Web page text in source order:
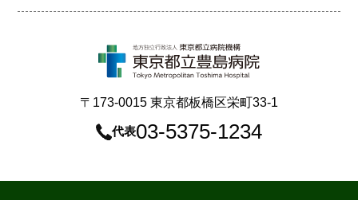
〒173-0015 東京都板橋区栄町33-1
代表03-5375-1234